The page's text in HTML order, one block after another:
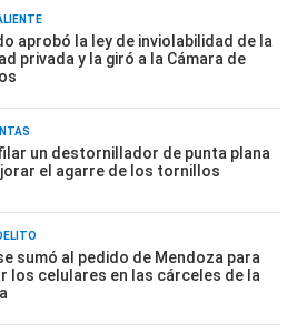
aprobó la ley de inviolabilidad de la
privada y la giró a la Cámara de
un destornillador de punta plana
el agarre de los tornillos
sumó al pedido de Mendoza para
los celulares en las cárceles de la